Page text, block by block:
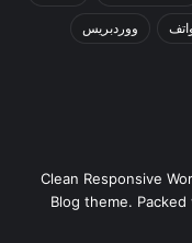
ووردبريس
Clean Responsive
Blog theme.